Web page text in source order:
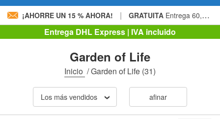
¡AHORRE UN 15 % AHORA! | GRATUITA Entrega 60,00 € »
Entrega DHL Express | IVA incluido
Garden of Life
Inicio /Garden of Life (31)
Los más vendidos afinar